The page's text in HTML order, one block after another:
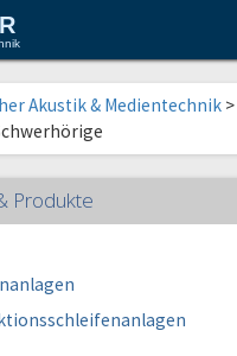
Akustik & Medientechnik >
Produkte